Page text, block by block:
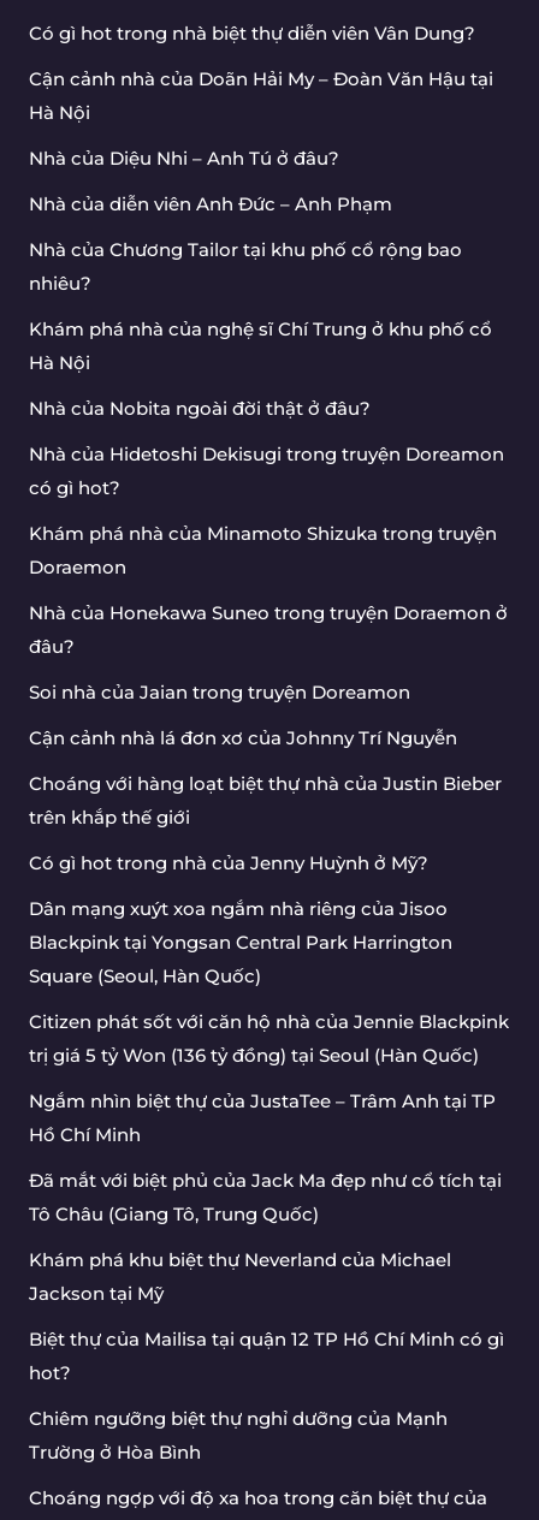
Có gì hot trong nhà biệt thự diễn viên Vân Dung?
Cận cảnh nhà của Doãn Hải My – Đoàn Văn Hậu tại
Hà Nội
Nhà của Diệu Nhi – Anh Tú ở đâu?
Nhà của diễn viên Anh Đức – Anh Phạm
Nhà của Chương Tailor tại khu phố cổ rộng bao
nhiêu?
Khám phá nhà của nghệ sĩ Chí Trung ở khu phố cổ
Hà Nội
Nhà của Nobita ngoài đời thật ở đâu?
Nhà của Hidetoshi Dekisugi trong truyện Doreamon
có gì hot?
Khám phá nhà của Minamoto Shizuka trong truyện
Doraemon
Nhà của Honekawa Suneo trong truyện Doraemon ở
đâu?
Soi nhà của Jaian trong truyện Doreamon
Cận cảnh nhà lá đơn xơ của Johnny Trí Nguyễn
Choáng với hàng loạt biệt thự nhà của Justin Bieber
trên khắp thế giới
Có gì hot trong nhà của Jenny Huỳnh ở Mỹ?
Dân mạng xuýt xoa ngắm nhà riêng của Jisoo
Blackpink tại Yongsan Central Park Harrington
Square (Seoul, Hàn Quốc)
Citizen phát sốt với căn hộ nhà của Jennie Blackpink
trị giá 5 tỷ Won (136 tỷ đồng) tại Seoul (Hàn Quốc)
Ngắm nhìn biệt thự của JustaTee – Trâm Anh tại TP
Hồ Chí Minh
Đã mắt với biệt phủ của Jack Ma đẹp như cổ tích tại
Tô Châu (Giang Tô, Trung Quốc)
Khám phá khu biệt thự Neverland của Michael
Jackson tại Mỹ
Biệt thự của Mailisa tại quận 12 TP Hồ Chí Minh có gì
hot?
Chiêm ngưỡng biệt thự nghỉ dưỡng của Mạnh
Trường ở Hòa Bình
Choáng ngợp với độ xa hoa trong căn biệt thự của